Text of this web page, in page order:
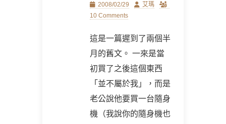
Posted
on
2008/02/29 Author
艾瑪
10 Comments
這是一篇遲到了兩個半
月的舊文。 一來是當
初買了之後這個東西
「並不屬於我」，而是
老公說他要買一台隨身
機（我說你的隨身機也